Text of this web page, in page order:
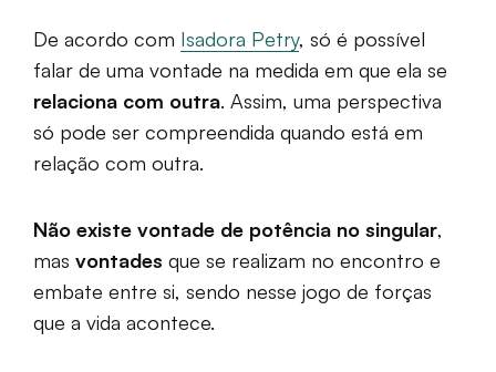
De acordo com Isadora Petry, só é possível
falar de uma vontade na medida em que ela se
relaciona com outra. Assim, uma perspectiva
só pode ser compreendida quando está em
relação com outra.
Não existe vontade de potência no singular,
mas vontades que se realizam no encontro e
embate entre si, sendo nesse jogo de forças
que a vida acontece.